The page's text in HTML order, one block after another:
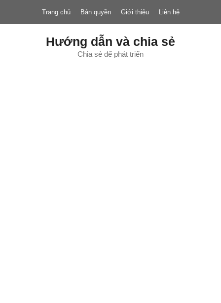
nội
Trang chủ Bản quyền Giới thiệu Liên hệ
Hướng dẫn và chia sẻ
Chia sẻ để phát triển